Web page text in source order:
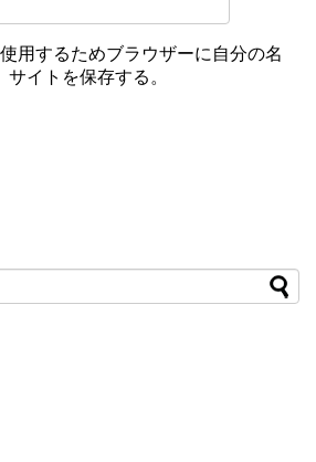
用するためブラウザーに自分の名
イトを保存する。